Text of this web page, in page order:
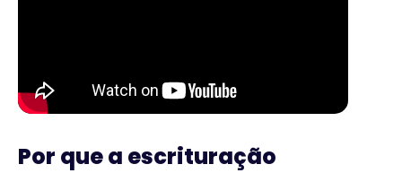
Por que a escrituração